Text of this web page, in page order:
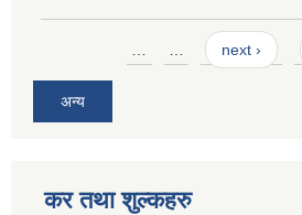
… … next ›
अन्य
कर तथा शुल्कहरु